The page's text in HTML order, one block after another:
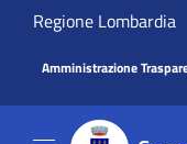
Salta al contenuto
Regione Lombardia
Amministrazione